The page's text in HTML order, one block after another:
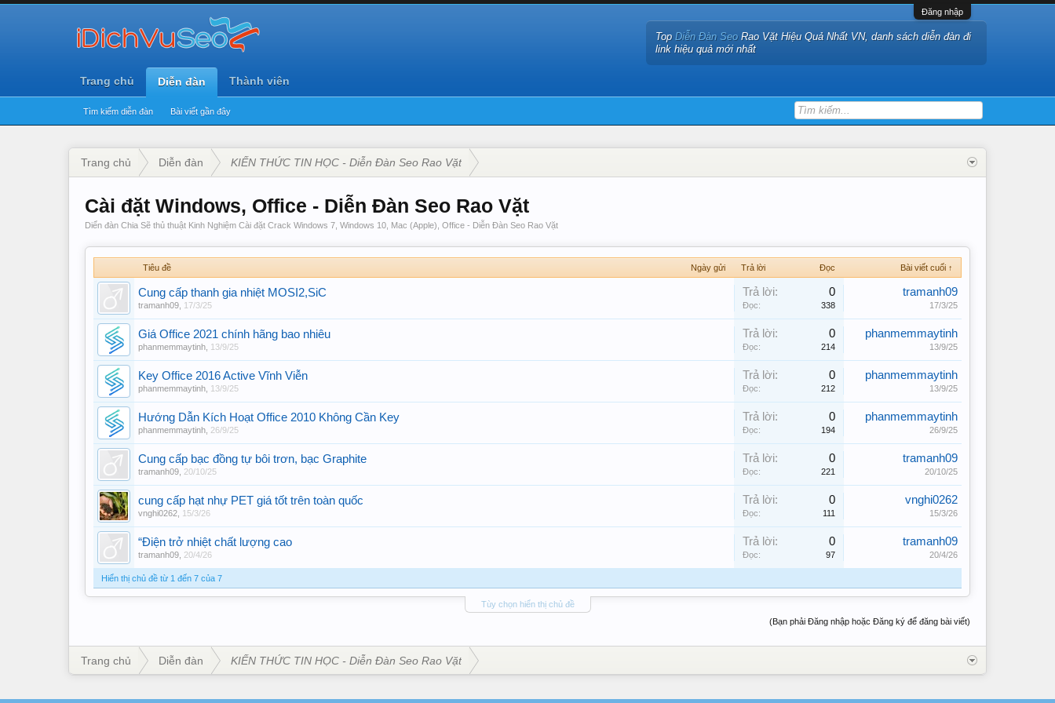
Đăng nhập
Top Diễn Đàn SeoRao Vặt Hiệu Quả Nhất VN, danh sách diễn đàn đi
link hiệu quả mới nhất
Trang chủ Diễn đàn
Tìm kiếm diễn đàn Bài viết gần đây
Thành viên
Trang chủ Diễn đàn KIẾN THỨC TIN HỌC - Diễn Đàn Seo Rao Vặt
Cài đặt Windows, Office - Diễn Đàn Seo Rao Vặt
Diển đàn Chia Sẽ thủ thuật Kinh Nghiệm Cài đặt Crack Windows 7, Windows 10, Mac (Apple), Office - Diễn Đàn Seo Rao Vặt
Tiêu đề Ngày gửi Trả lời Đọc Bài viết cuối ↑
Cung cấp thanh gia nhiệt MOSI2,SiC
tramanh09 17/3/25
Trả lời: 0
Đọc: 338
tramanh09
17/3/25
Giá Office 2021 chính hãng bao nhiêu
phanmemmaytinh 13/9/25
Trả lời: 0
Đọc: 214
phanmemmaytinh
13/9/25
Key Office 2016 Active Vĩnh Viễn
phanmemmaytinh 13/9/25
Trả lời: 0
Đọc: 212
phanmemmaytinh
13/9/25
Hướng Dẫn Kích Hoạt Office 2010 Không Cần Key
phanmemmaytinh 26/9/25
Trả lời: 0
Đọc: 194
phanmemmaytinh
26/9/25
Cung cấp bạc đồng tự bôi trơn, bạc Graphite
tramanh09 20/10/25
Trả lời: 0
Đọc: 221
tramanh09
20/10/25
cung cấp hạt nhự PET giá tốt trên toàn quốc
vnghi0262 15/3/26
Trả lời: 0
Đọc: 111
vnghi0262
15/3/26
“Điện trở nhiệt chất lượng cao
tramanh09 20/4/26
Trả lời: 0
Đọc: 97
tramanh09
20/4/26
Hiển thị chủ đề từ 1 đến 7 của 7
Tùy chọn hiển thị chủ đề
(Bạn phải Đăng nhập hoặc Đăng ký để đăng bài viết)
Trang chủ Diễn đàn KIẾN THỨC TIN HỌC - Diễn Đàn Seo Rao Vặt